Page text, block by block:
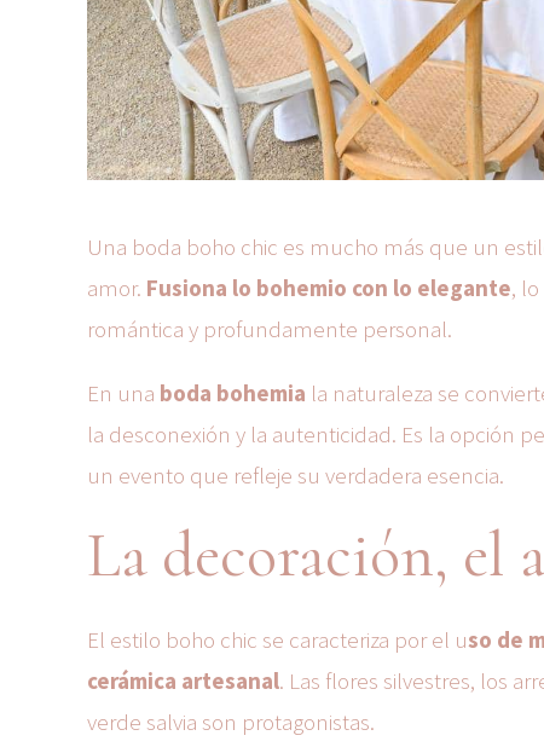
Una boda boho chic es mucho más que un
amor. Fusiona lo bohemio con lo elegante,
romántica y profundamente personal.
En una boda bohemia la naturaleza se
la desconexión y la autenticidad. Es la opción
un evento que refleje su verdadera esencia.
La decoración, el
El estilo boho chic se caracteriza por el uso de
cerámica artesanal. Las flores silvestres, los
verde salvia son protagonistas.